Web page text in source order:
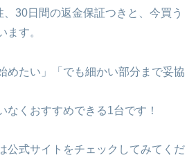
30日間の返金保証つきと、今買う
ます。
めたい」「でも細かい部分まで妥協
なくおすすめできる1台です！
公式サイトをチェックしてみてくだ